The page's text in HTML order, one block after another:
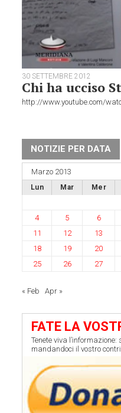
30 SETTEMBRE 2012
Chi ha ucciso
http://www.youtube.com/
NOTIZIE PER DATA
Marzo 2013
Lun Mar Mer
4
5 6
11
12 13
18
19 20
25
26 27
« Feb Apr »
FATE LA
Tenete viva
mandandoci il vostro